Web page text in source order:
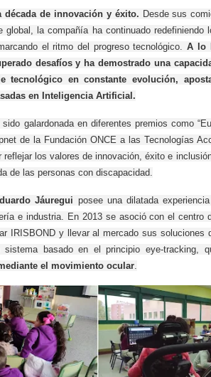
década de innovación y éxito. Desde sus
global, la compañía ha continuado redefiniendo
el ritmo del progreso tecnológico.A lo
desafíos y ha demostrado una
tecnológico en constante evolución,
en Inteligencia Artificial.
galardonada en diferentes premios como
de la Fundación ONCE a las Tecnologías
los valores de innovación, éxito e
de las personas con discapacidad.
Jáuregui posee una dilatada
e industria. En 2013 se asoció con el centro
IRISBOND y llevar al mercado sus soluciones
sistema basado en el principio eye-tracking,
el movimiento ocular.